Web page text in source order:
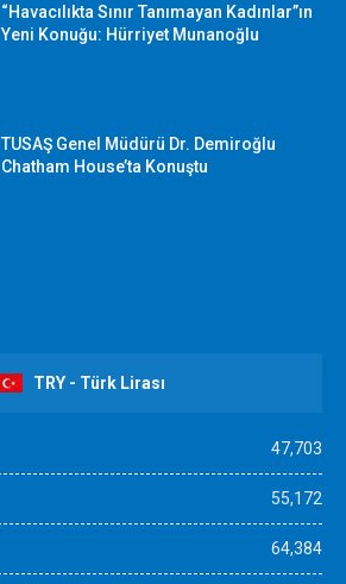
“Havacılıkta Sınır Tanımayan Kadınlar”ın
Yeni Konuğu: Hürriyet Munanoğlu
TUSAŞ Genel Müdürü Dr. Demiroğlu
Chatham House’ta Konuştu
TRY - Türk Lirası
47,703
55,172
64,384